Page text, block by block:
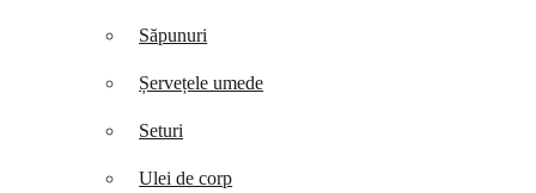
Săpunuri
Șervețele umede
Seturi
Ulei de corp